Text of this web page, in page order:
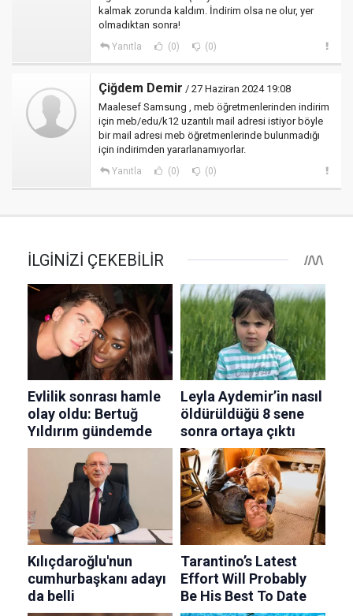
kalmak zorunda kaldım. İndirim olsa ne olur, yer
olmadıktan sonra!
Yanıtla (0) (0)
Çiğdem Demir / 27 Haziran 2024 19:08
Maalesef Samsung , meb öğretmenlerinden indirim
için meb/edu/k12 uzantılı mail adresi istiyor böyle
bir mail adresi meb öğretmenlerinde bulunmadığı
için indirimden yararlanamıyorlar.
Yanıtla (0) (0)